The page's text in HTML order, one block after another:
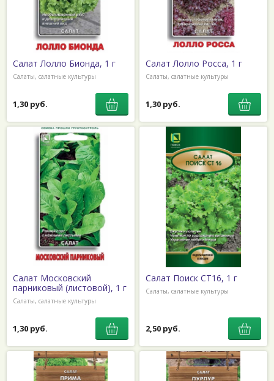
Салат Лолло Бионда, 1 г
Салаты, салатные культуры
1,30 руб.
Салат Лолло Росса, 1 г
Салаты, салатные культуры
1,30 руб.
Салат Московский
парниковый (листовой), 1 г
Салаты, салатные культуры
1,30 руб.
Салат Поиск СТ16, 1 г
Салаты, салатные культуры
2,50 руб.